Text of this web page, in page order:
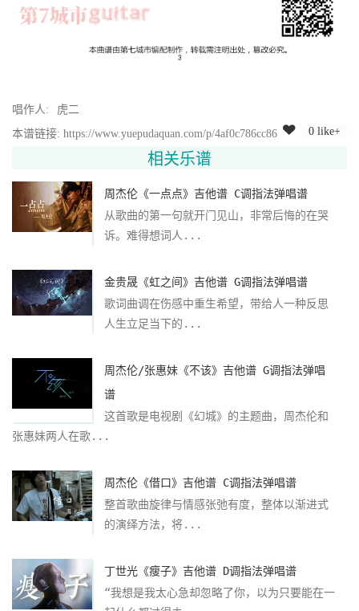
唱作人:
虎二
本谱链接: https://www.yuepudaquan.com/p/4af0c786cc86
0 like+
相关乐谱
周杰伦《一点点》吉他谱 C调指法弹唱谱
从歌曲的第一句就开门见山，非常后悔的在哭
诉。难得想词人...
金贵晟《虹之间》吉他谱 G调指法弹唱谱
歌词曲调在伤感中重生希望，带给人一种反思
人生立足当下的...
周杰伦/张惠妹《不该》吉他谱 G调指法弹唱
谱
这首歌是电视剧《幻城》的主题曲，周杰伦和
张惠妹两人在歌...
周杰伦《借口》吉他谱 C调指法弹唱谱
整首歌曲旋律与情感张弛有度，整体以渐进式
的演绎方法，将...
丁世光《瘦子》吉他谱 D调指法弹唱谱
“我想是我太心急却忽略了你，以为只要能在一